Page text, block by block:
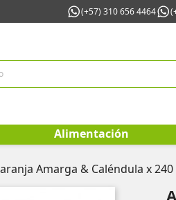
(+57) 310 656 4464
Alimentación
Amarga & Caléndula x